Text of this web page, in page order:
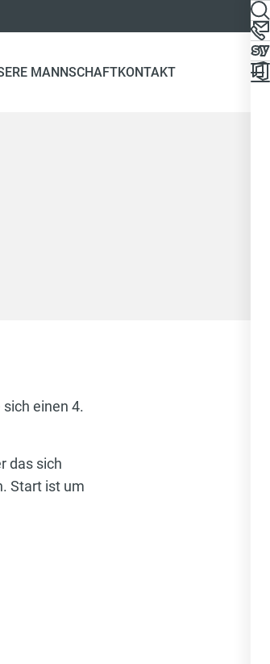
MANNSCHAFTKONTAKT
einen 4.
das sich
Start ist um